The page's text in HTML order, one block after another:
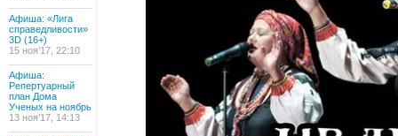
Афиша: «Лига
справедливости»
3D (16+)
15 ноя’17, 22:10
Афиша:
Репертуарный
план Дома
Ученых на ноябрь
13 ноя’17, 14:13